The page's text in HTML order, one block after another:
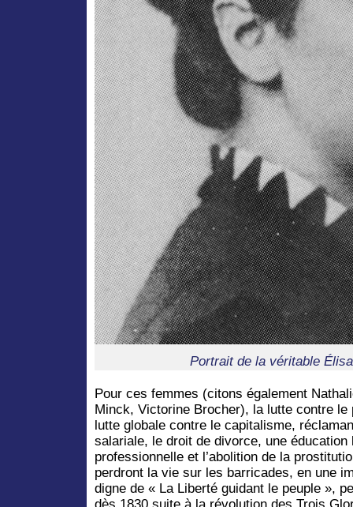
Portrait de la véritable
Pour ces femmes (citons également
Minck, Victorine Brocher), la lutte contre le
lutte globale contre le capitalisme,
salariale, le droit de divorce, une éducation
professionnelle et l’abolition de la
perdront la vie sur les barricades, en une
digne de « La Liberté guidant le peuple »,
dès 1830 suite à la révolution des Trois